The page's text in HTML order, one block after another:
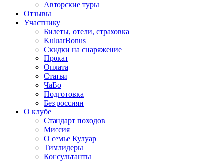
Авторские туры
Отзывы
Участнику
Билеты, отели, страховка
KuluarBonus
Скидки на снаряжение
Прокат
Оплата
Статьи
ЧаВо
Подготовка
Без россиян
О клубе
Стандарт походов
Миссия
О семье Кулуар
Тимлидеры
Консультанты